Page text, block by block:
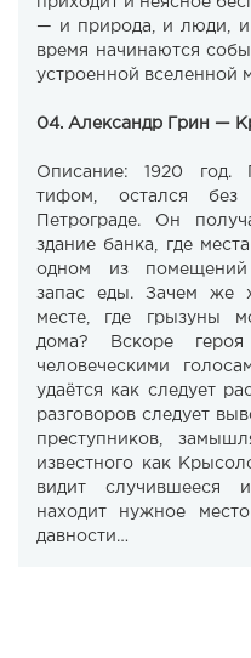
— и природа, и люди, и
время начинаются
устроенной вселенной
04. Александр Грин —
Описание: 1920 год.
тифом, остался
Петрограде. Он
здание банка, где
одном из помещений
запас еды. Зачем же
месте, где грызуны
дома? Вскоре
человеческими
удаётся как следует
разговоров следует
преступников,
известного как
видит случившееся
находит нужное
давности…